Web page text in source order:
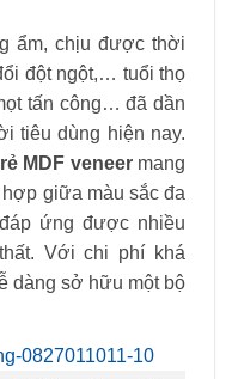
ẩm, chịu được thời
đột ngột,… tuổi thọ
tấn công… đã dần
tiêu dùng hiện nay.
MDF veneermang
giữa màu sắc đa
ứng được nhiều
Với chi phí khá
dàng sở hữu một bộ